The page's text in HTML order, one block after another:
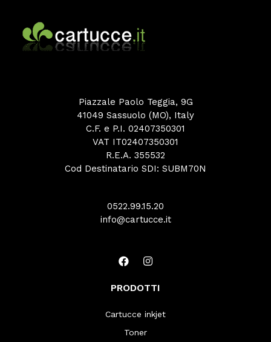
Piazzale Paolo Teggia, 9G
41049 Sassuolo (MO), Italy
C.F. e P.I. 02407350301
VAT IT02407350301
R.E.A. 355532
Cod Destinatario SDI: SUBM70N
0522.99.15.20
info@cartucce.it
PRODOTTI
Cartucce inkjet
Toner